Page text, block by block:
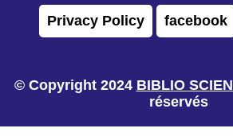
Privacy Policy facebook
© Copyright 2024 BIBLIO
réservés